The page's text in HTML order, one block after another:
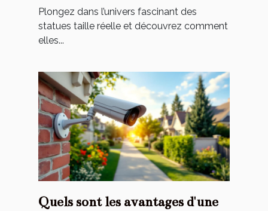
cinématographique chez vous ?
Plongez dans l’univers fascinant des
statues taille réelle et découvrez comment
elles...
Quels sont les avantages d'une